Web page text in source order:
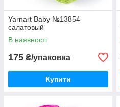
Yarnart Baby №13854
салатовый
В наявності
175 ₴/упаковка
Купити